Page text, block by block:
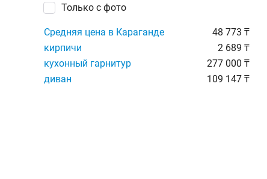
Только с фото
Средняя цена в Караганде
48 773 ₸
кирпичи
2 689 ₸
кухонный гарнитур
277 000 ₸
диван
109 147 ₸